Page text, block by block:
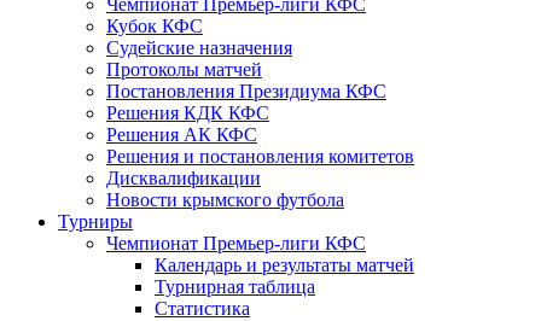
Чемпионат Премьер-лиги КФС
Кубок КФС
Судейские назначения
Протоколы матчей
Постановления Президиума КФС
Решения КДК КФС
Решения АК КФС
Решения и постановления комитетов
Дисквалификации
Новости крымского футбола
Турниры
Чемпионат Премьер-лиги КФС
Календарь и результаты матчей
Турнирная таблица
Статистика